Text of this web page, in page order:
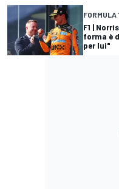
FORMULA
F1 |
forma è
per lui"